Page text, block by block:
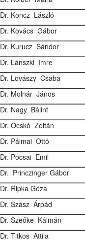
Dr. Koncz László
Dr. Kovács Gábor
Dr. Kurucz Sándor
Dr. Lánszki Imre
Dr. Lovászy Csaba
Dr. Molnár János
Dr. Nagy Bálint
Dr. Ocskó Zoltán
Dr. Pálmai Ottó
Dr. Pocsai Emil
Dr. Princzinger Gábor
Dr. Ripka Géza
Dr. Szász Árpád
Dr. Szeőke Kálmán
Dr. Titkos Attila